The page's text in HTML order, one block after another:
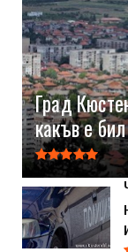
Град
какъв е